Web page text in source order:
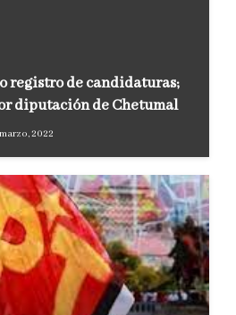
registro de candidaturas;
diputación de Chetumal
2022